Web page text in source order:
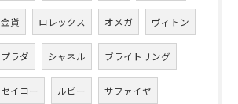
金貨 ロレックス オメガ ヴィトン
プラダ シャネル ブライトリング
セイコー ルビー サファイヤ